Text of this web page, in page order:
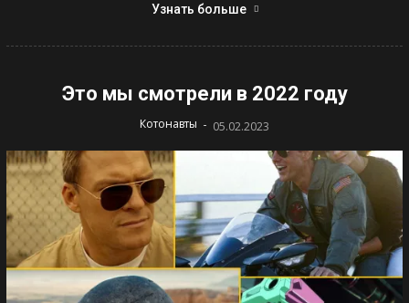
Узнать больше
Это мы смотрели в 2022 году
Котонавты - 05.02.2023